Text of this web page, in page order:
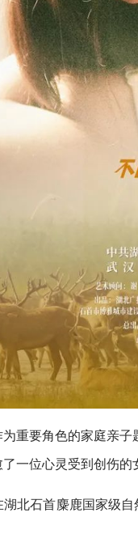
重要角色的家庭亲
一位心灵受到创伤的
北石首麋鹿国家级